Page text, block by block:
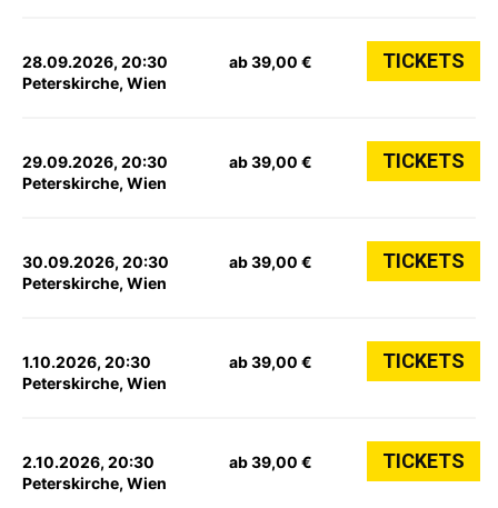
28.09.2026, 20:30
Peterskirche, Wien
ab 39,00 € TICKETS
29.09.2026, 20:30
Peterskirche, Wien
ab 39,00 € TICKETS
30.09.2026, 20:30
Peterskirche, Wien
ab 39,00 € TICKETS
1.10.2026, 20:30
Peterskirche, Wien
ab 39,00 € TICKETS
2.10.2026, 20:30
Peterskirche, Wien
ab 39,00 € TICKETS